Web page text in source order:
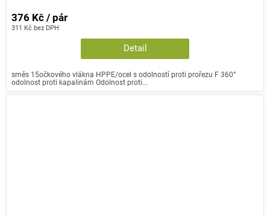
311 Kč bez DPH
376 Kč / pár
Detail
směs 15očkového vlákna HPPE/ocel s odolností proti prořezu F 360°
odolnost proti kapalinám Odolnost proti...